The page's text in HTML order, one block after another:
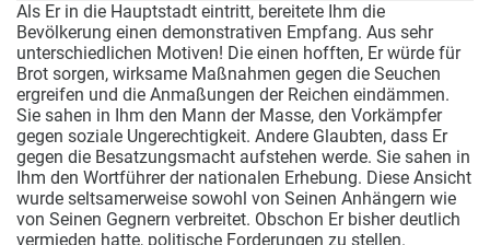
Als Er in die Hauptstadt eintritt, bereitete Ihm die
Bevölkerung einen demonstrativen Empfang. Aus sehr
unterschiedlichen Motiven! Die einen hofften, Er würde für
Brot sorgen, wirksame Maßnahmen gegen die Seuchen
ergreifen und die Anmaßungen der Reichen eindämmen.
Sie sahen in Ihm den Mann der Masse, den Vorkämpfer
gegen soziale Ungerechtigkeit. Andere Glaubten, dass Er
gegen die Besatzungsmacht aufstehen werde. Sie sahen in
Ihm den Wortführer der nationalen Erhebung. Diese Ansicht
wurde seltsamerweise sowohl von Seinen Anhängern wie
von Seinen Gegnern verbreitet. Obschon Er bisher deutlich
vermieden hatte, politische Forderungen zu stellen.